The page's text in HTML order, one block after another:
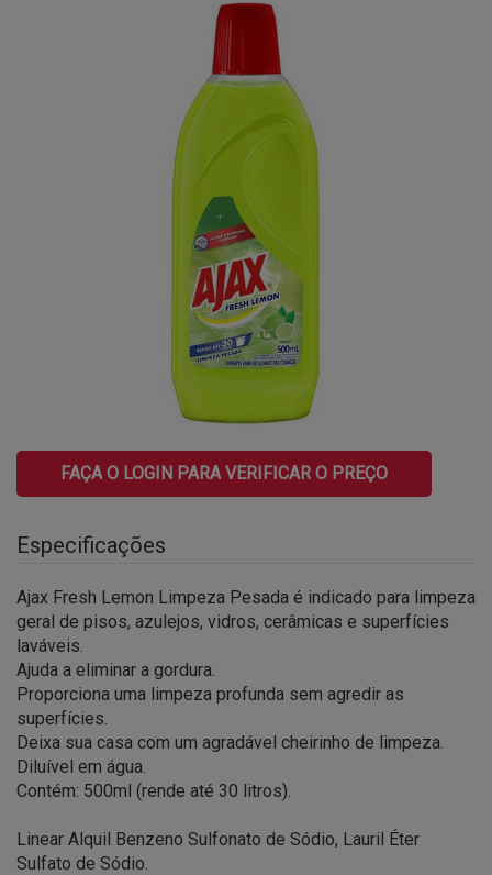
FAÇA O LOGIN PARA VERIFICAR O PREÇO
Especificações
Ajax Fresh Lemon Limpeza Pesada é indicado para limpeza
geral de pisos, azulejos, vidros, cerâmicas e superfícies
laváveis.
Ajuda a eliminar a gordura.
Proporciona uma limpeza profunda sem agredir as
superfícies.
Deixa sua casa com um agradável cheirinho de limpeza.
Diluível em água.
Contém: 500ml (rende até 30 litros).
Linear Alquil Benzeno Sulfonato de Sódio, Lauril Éter
Sulfato de Sódio.